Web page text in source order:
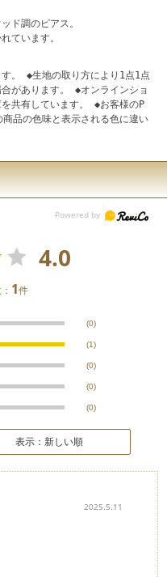
ド調のピアス。
ています。
。 ◆生地の取り方により1点1点
があります。 ◆オンラインショ
共有しています。 ◆お客様のP
品の色味と表示される色に違い
4.0
1件
(0)
(1)
(0)
(0)
(0)
表示：新しい順
2025.5.11